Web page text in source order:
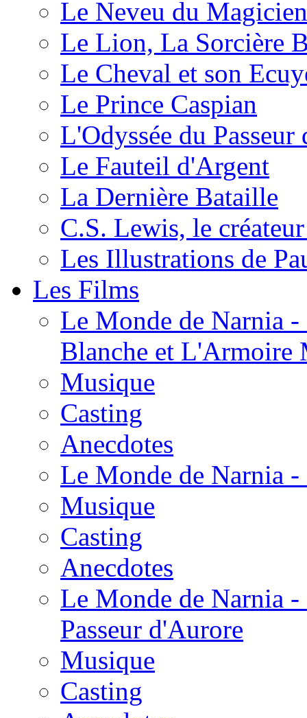
Le Neveu du Magicien
Le Lion, La Sorcière
Le Cheval et son
Le Prince Caspian
L'Odyssée du
Le Fauteil d'Argent
La Dernière Bataille
C.S. Lewis, le
Les Illustrations de
Les Films
Le Monde de Narnia
Blanche et L'Armoire
Musique
Casting
Anecdotes
Le Monde de Narnia
Musique
Casting
Anecdotes
Le Monde de Narnia
Passeur d'Aurore
Musique
Casting